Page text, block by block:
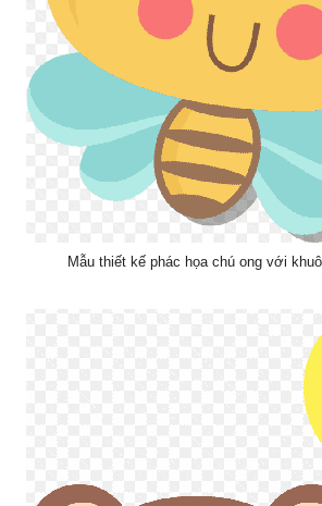
Mẫu thiết kế phác họa chú ong với